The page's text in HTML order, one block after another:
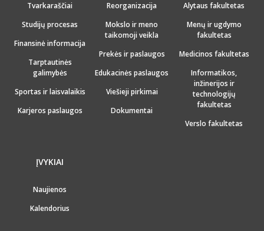
Tvarkaraščiai
Studijų procesas
Finansinė informacija
Tarptautinės
galimybės
Sportas ir laisvalaikis
Karjeros paslaugos
Reorganizacija
Mokslo ir meno
taikomoji veikla
Prekės ir paslaugos
Edukacinės paslaugos
Viešieji pirkimai
Dokumentai
Alytaus fakultetas
Menų ir ugdymo
fakultetas
Medicinos fakultetas
Informatikos,
inžinerijos ir
technologijų
fakultetas
Verslo fakultetas
ĮVYKIAI
Naujienos
Kalendorius